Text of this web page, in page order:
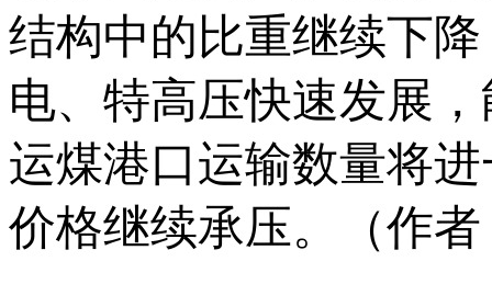
结构中的比重继续下
电、特高压快速发展
运煤港口运输数量将
价格继续承压。（作